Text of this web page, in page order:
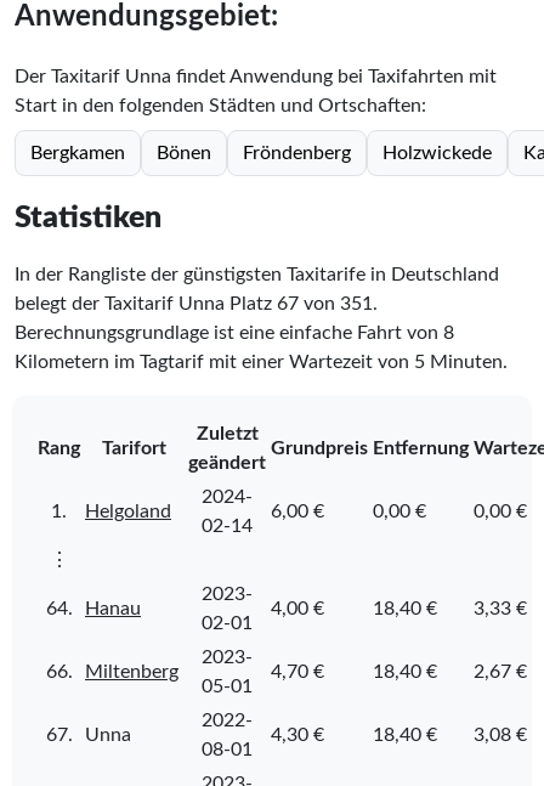
Anwendungsgebiet:
Der Taxitarif Unna findet Anwendung bei Taxifahrten mit
Start in den folgenden Städten und Ortschaften:
Bergkamen Bönen Fröndenberg Holzwickede
Statistiken
In der Rangliste der günstigsten Taxitarife in Deutschland
belegt der Taxitarif Unna Platz 67 von 351.
Berechnungsgrundlage ist eine einfache Fahrt von 8
Kilometern im Tagtarif mit einer Wartezeit von 5 Minuten.
Rang Tarifort
Zuletzt
geändert
Grundpreis Entfernung
1. Helgoland
2024-
02-14
6,00 € 0,00 € 0,00 €
⋮
64. Hanau
2023-
02-01
4,00 € 18,40 € 3,33 €
66. Miltenberg
2023-
05-01
4,70 € 18,40 € 2,67 €
67. Unna
2022-
08-01
4,30 € 18,40 € 3,08 €